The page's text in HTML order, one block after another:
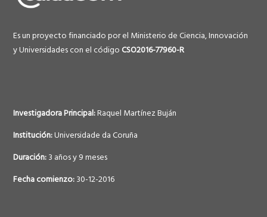
Es un proyecto financiado por el Ministerio de Ciencia, Innovación
y Universidades con el código CSO2016-77960-R
Investigadora Principal:Raquel Martínez Buján
Institución:Universidade da Coruña
Duración:3 años y 9 meses
Fecha comienzo:30-12-2016